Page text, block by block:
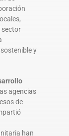
sector
y
agencias
de
han